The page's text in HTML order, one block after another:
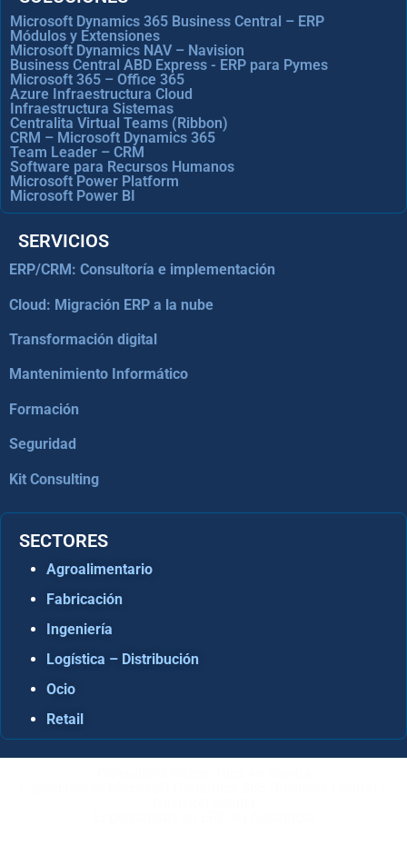
Microsoft Dynamics 365 Business Central – ERP
Módulos y Extensiones
Microsoft Dynamics NAV – Navision
Business Central ABD Express - ERP para Pymes
Microsoft 365 – Office 365
Azure Infraestructura Cloud
Infraestructura Sistemas
Centralita Virtual Teams (Ribbon)
CRM – Microsoft Dynamics 365
Team Leader – CRM
Software para Recursos Humanos
Microsoft Power Platform
Microsoft Power BI
SERVICIOS
ERP/CRM: Consultoría e implementación
Cloud: Migración ERP a la nube
Transformación digital
Mantenimiento Informático
Formación
Seguridad
Kit Consulting
SECTORES
Agroalimentario
Fabricación
Ingeniería
Logística – Distribución
Ocio
Retail